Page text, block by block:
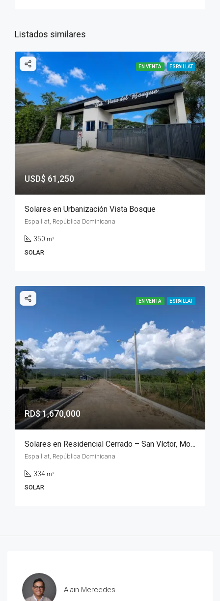
Listados similares
EN VENTA ESPAILLAT
USD$ 61,250
Solares en Urbanización Vista Bosque
Espaillat, República Dominicana
350 m²
SOLAR
EN VENTA ESPAILLAT
RD$ 1,670,000
Solares en Residencial Cerrado – San Víctor, Moca
Espaillat, República Dominicana
334 m²
SOLAR
Alain Mercedes